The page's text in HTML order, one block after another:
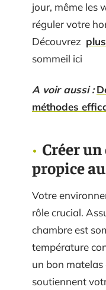
jour, même les
réguler votre
Découvrez
sommeil ici
A voir aussi :
méthodes
Créer
propice
Votre
rôle crucial.
chambre est
température
un bon matelas
soutiennent